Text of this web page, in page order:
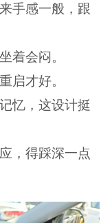
手感一般，跟
着会闷。
启才好。
忆，这设计挺
，得踩深一点